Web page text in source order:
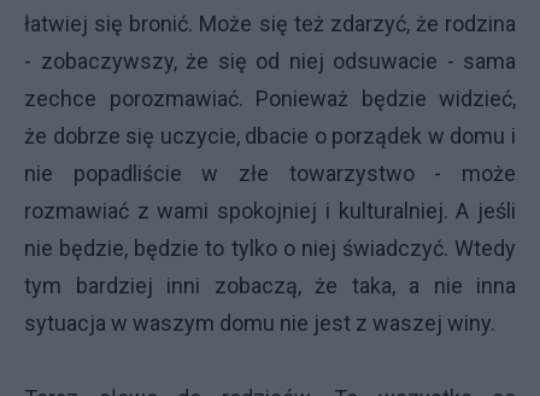
łatwiej się bronić. Może się też zdarzyć, że rodzina
- zobaczywszy, że się od niej odsuwacie - sama
zechce porozmawiać. Ponieważ będzie widzieć,
że dobrze się uczycie, dbacie o porządek w domu i
nie popadliście w złe towarzystwo - może
rozmawiać z wami spokojniej i kulturalniej. A jeśli
nie będzie, będzie to tylko o niej świadczyć. Wtedy
tym bardziej inni zobaczą, że taka, a nie inna
sytuacja w waszym domu nie jest z waszej winy.